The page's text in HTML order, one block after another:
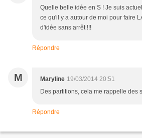
Quelle belle idée en S ! Je suis
ce qu'il y a autour de moi pour faire
d'idée sans arrêt !!!
Répondre
M Maryline 19/03/2014 20:51
Des partitions, cela me rappelle des
Répondre